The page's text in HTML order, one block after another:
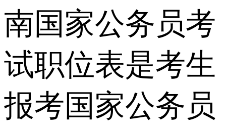
南国家公务员考
试职位表是考生
报考国家公务员